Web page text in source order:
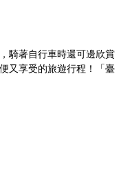
騎著自行車時還可邊欣賞
又享受的旅遊行程！「臺